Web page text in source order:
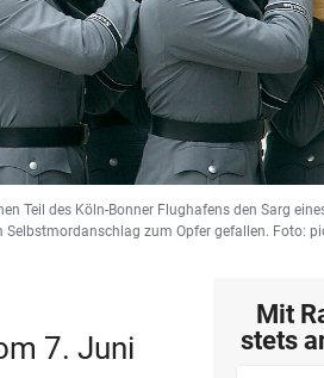
Teil des Köln-Bonner Flughafens den Sarg
Selbstmordanschlag zum Opfer gefallen. Foto:
7. Juni
Mit
stets